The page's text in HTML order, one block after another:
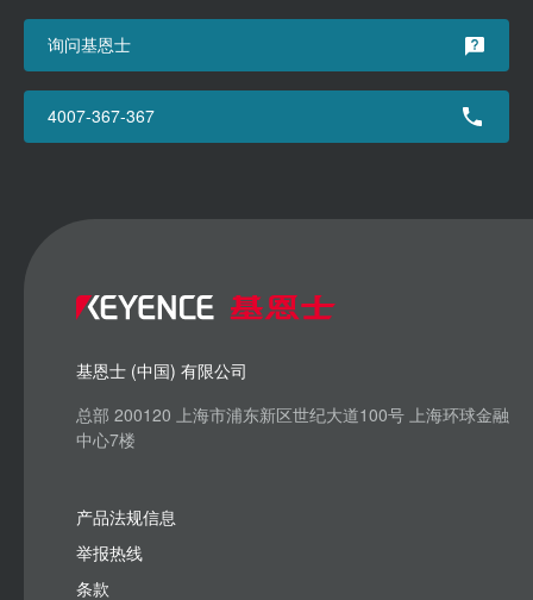
询问基恩士
4007-367-367
基恩士 (中国) 有限公司
总部 200120 上海市浦东新区世纪大道100号 上海环球金融
中心7楼
产品法规信息
举报热线
条款